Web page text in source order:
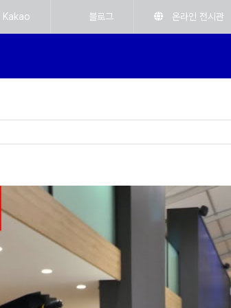
Kakao 블로그 온라인 전시관